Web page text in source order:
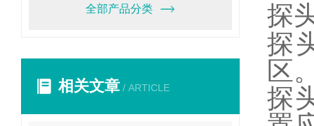
全部产品分类
相关文章 / ARTICLE
探
探
区
探